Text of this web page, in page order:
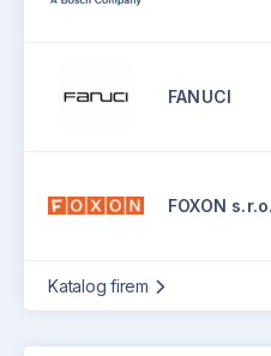
FANUCI
FOXON s.r.o.
Katalog firem